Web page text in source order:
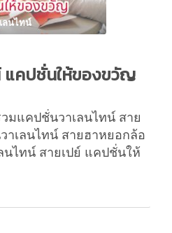
ลนไทน์
แคปชั่นให้ของขวัญ
มแคปชั่นวาเลนไทน์ สาย
าเลนไทน์ สายฮาหยอกล้อ
ไทน์ สายเปย์ แคปชั่นให้